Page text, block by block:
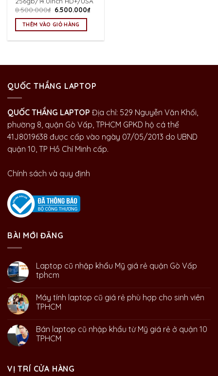
8.500.000₫ Giá
là:
8.500.000₫.
6.500.000₫Giá
THÊM VÀO GIỎ HÀNG
QUỐC THẮNG LAPTOP
QUỐC THẮNG LAPTOP Địa chỉ: 529 Nguyễn Văn Khối,
phường 8, quận Gò Vấp, TPHCM GPKD hộ cá thể
41J8019638 được cấp vào ngày 07/05/2013 do UBND
quận 10, TP Hồ Chí Minh cấp.
Chính sách và quy định
BÀI MỚI ĐĂNG
Laptop cũ nhập khẩu Mỹ giá rẻ quận Gò Vấp
tphcm
Máy tính laptop cũ giá rẻ phù hợp cho sinh viên
TPHCM
Bán laptop cũ nhập khẩu từ Mỹ giá rẻ ở quận 10
TPHCM
VỊ TRÍ CỬA HÀNG